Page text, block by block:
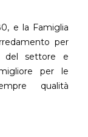
e la Famiglia
per
del settore e
per le
qualità